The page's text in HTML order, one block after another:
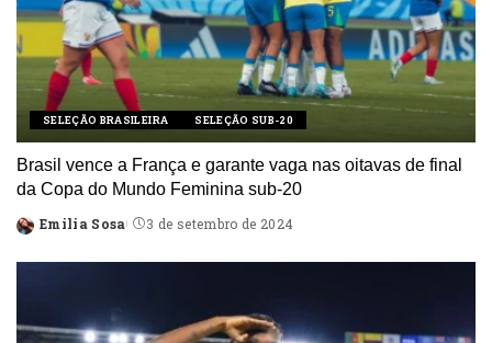
SELEÇÃO BRASILEIRA SELEÇÃO SUB-20
Brasil vence a França e garante vaga nas oitavas de final
da Copa do Mundo Feminina sub-20
Posted
Emilia Sosa 3 de setembro de 2024